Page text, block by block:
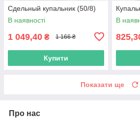
Сдельный купальник (50/8)
В наявності
1 049,40 ₴ 1 166 ₴
Купити
В
Показати ще
Про нас